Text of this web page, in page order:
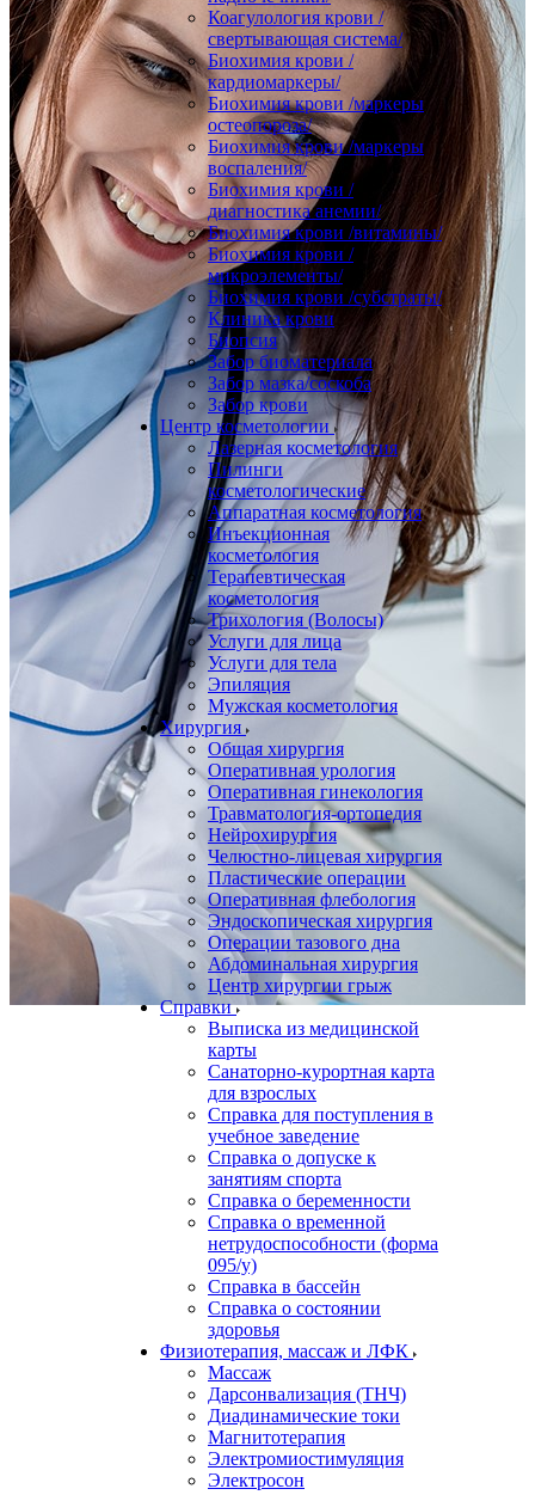
Коагулология крови /
свертывающая система/
Биохимия крови /
кардиомаркеры/
Биохимия крови /маркеры
остеопороза/
Биохимия крови /маркеры
воспаления/
Биохимия крови /
диагностика анемии/
Биохимия крови /витамины/
Биохимия крови /
микроэлементы/
Биохимия крови /субстраты/
Клиника крови
Биопсия
Забор биоматериала
Забор мазка/соскоба
Забор крови
Центр косметологии
Лазерная косметология
Пилинги
косметологические
Аппаратная косметология
Инъекционная
косметология
Терапевтическая
косметология
Трихология (Волосы)
Услуги для лица
Услуги для тела
Эпиляция
Мужская косметология
Хирургия
Общая хирургия
Оперативная урология
Оперативная гинекология
Травматология-ортопедия
Нейрохирургия
Челюстно-лицевая хирургия
Пластические операции
Оперативная флебология
Эндоскопическая хирургия
Операции тазового дна
Абдоминальная хирургия
Центр хирургии грыж
Справки
Выписка из медицинской
карты
Санаторно-курортная карта
для взрослых
Справка для поступления в
учебное заведение
Справка о допуске к
занятиям спорта
Справка о беременности
Справка о временной
нетрудоспособности (форма
095/у)
Справка в бассейн
Справка о состоянии
здоровья
Физиотерапия, массаж и ЛФК
Массаж
Дарсонвализация (ТНЧ)
Диадинамические токи
Магнитотерапия
Электромиостимуляция
Электросон